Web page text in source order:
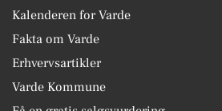
Kalenderen for Varde
Fakta om Varde
Erhvervsartikler
Varde Kommune